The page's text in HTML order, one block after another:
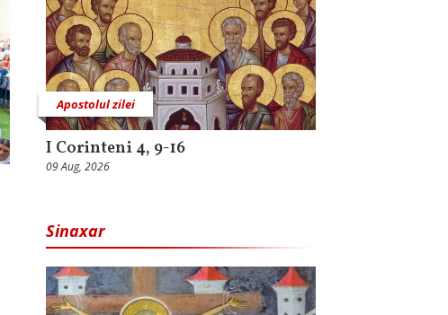
Apostolul zilei
I Corinteni 4, 9-16
09 Aug, 2026
Sinaxar